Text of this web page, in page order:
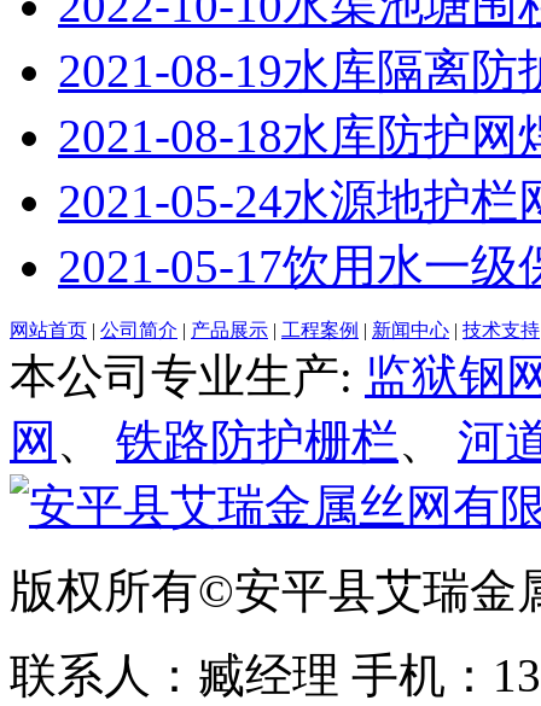
2021-08-19水库隔离防
2021-08-18水库防护网
2021-05-24水源地护栏
2021-05-17饮用水一级
网站首页 | 公司简介 | 产品展示 | 工程案例 | 新闻中心 | 技术支持
本公司专业生产: 监狱钢
网 、 铁路防护栅栏、 河
版权所有©安平县艾瑞金
联系人：臧经理 手机：